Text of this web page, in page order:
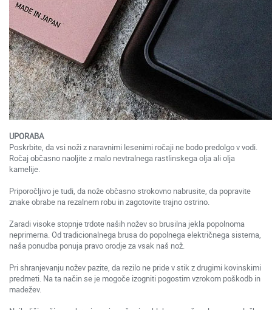
UPORABA
Poskrbite, da vsi noži z naravnimi lesenimi ročaji ne bodo predolgo v vodi.
Ročaj občasno naoljite z malo nevtralnega rastlinskega olja ali olja
kamelije.
Priporočljivo je tudi, da nože občasno strokovno nabrusite, da popravite
znake obrabe na rezalnem robu in zagotovite trajno ostrino.
Zaradi visoke stopnje trdote naših nožev so brusilna jekla popolnoma
neprimerna. Od tradicionalnega brusa do popolnega električnega sistema,
naša ponudba ponuja pravo orodje za vsak naš nož.
Pri shranjevanju nožev pazite, da rezilo ne pride v stik z drugimi kovinskimi
predmeti. Na ta način se je mogoče izogniti pogostim vzrokom poškodb in
madežev.